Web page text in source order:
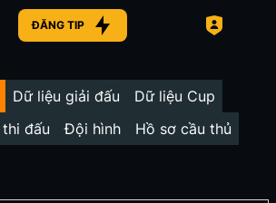
ĐĂNG TIP
Dữ liệu giải đấu
Dữ liệu Cup
đấu Đội hình
Hồ sơ cầu thủ